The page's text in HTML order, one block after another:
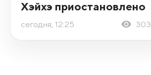
Хэйхэ приостановлено
сегодня, 12:25 303